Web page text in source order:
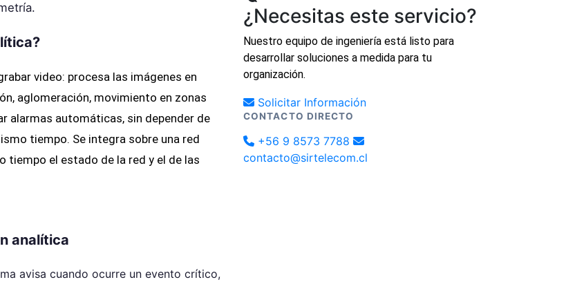
video: procesa las imágenes en
aglomeración, movimiento en zonas
alarmas automáticas, sin depender de
tiempo. Se integra sobre una red
tiempo el estado de la red y el de las
analítica
avisa cuando ocurre un evento crítico,
¿Necesitas este servicio?
Nuestro equipo de ingeniería está listo para
desarrollar soluciones a medida para tu
organización.
Solicitar Información
CONTACTO DIRECTO
+56 9 8573 7788
contacto@sirtelecom.cl